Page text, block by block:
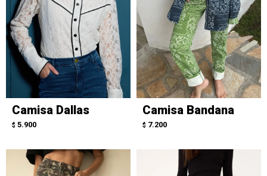
Camisa Dallas
$ 5.900
Camisa Bandana
$ 7.200